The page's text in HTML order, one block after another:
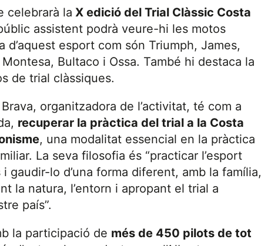
celebrarà la X edició del Trial Clàssic Costa
assistent podrà veure-hi les motos
esport com són Triumph, James,
Bultaco i Ossa. També hi destaca la
de trial clàssiques.
organitzadora de l’activitat, té com a
recuperar la pràctica del trial a la Costa
, una modalitat essencial en la pràctica
La seva filosofia és “practicar l’esport
gaudir-lo d’una forma diferent, amb la família,
la natura, l’entorn i apropant el trial a
país”.
la participació de més de 450 pilots de tot